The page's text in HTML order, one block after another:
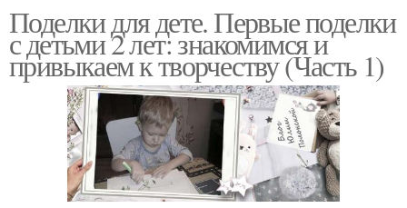
Поделки для дете. Первые поделки
с детьми 2 лет: знакомимся и
привыкаем к творчеству (Часть 1)